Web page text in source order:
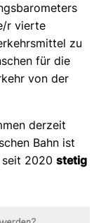
r vierte
zu
für die
von der
derzeit
Bahn ist
2020 stetig